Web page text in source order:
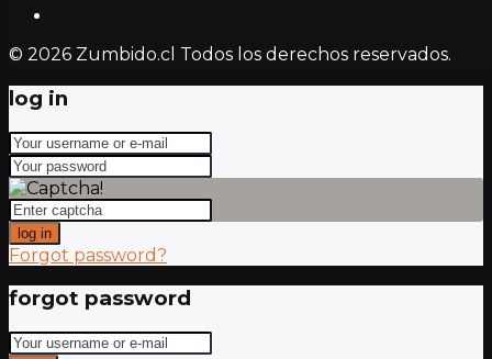
© 2026 Zumbido.cl Todos los derechos reservados.
log in
log in
Forgot password?
forgot password